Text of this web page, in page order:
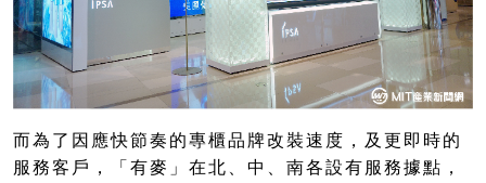
而為了因應快節奏的專櫃品牌改裝速度，及更即時的
服務客戶，「有麥」在北、中、南各設有服務據點，